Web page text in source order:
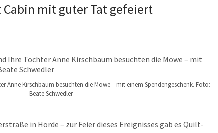
mit guter Tat gefeiert
Anne Kirschbaum besuchten die Möwe – mit einem Spendengeschenk. Foto:
Beate Schwedler
in Hörde – zur Feier dieses Ereignisses gab es Quilt-